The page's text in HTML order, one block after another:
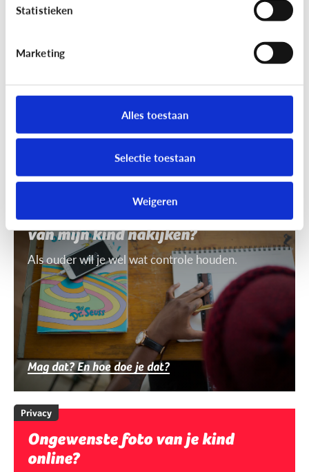
Statistieken
Marketing
Alles toestaan
Selectie toestaan
Weigeren
op afbeelding’ is
gebruiken. Daarvoor heb je toestemming nodig.
Mag ik de smartphone of tablet
van mijn kind nakijken?
Als ouder wil je wel wat controle houden.
Mag dat? En hoe doe je dat?
Privacy
Ongewenste foto van je kind
online?